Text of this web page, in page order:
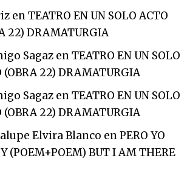
enTEATRO EN UN SOLO ACTO
22) DRAMATURGIA
SagazenTEATRO EN UN SOLO
(OBRA 22) DRAMATURGIA
SagazenTEATRO EN UN SOLO
(OBRA 22) DRAMATURGIA
Elvira Blanco enPERO YO
(POEM+POEM) BUT I AM THERE